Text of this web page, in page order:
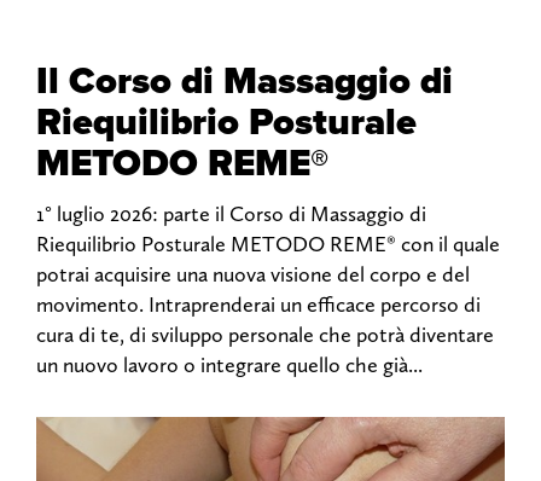
Il Corso di Massaggio di
Riequilibrio Posturale
METODO REME®
1° luglio 2026: parte il Corso di Massaggio di
Riequilibrio Posturale METODO REME® con il quale
potrai acquisire una nuova visione del corpo e del
movimento. Intraprenderai un efficace percorso di
cura di te, di sviluppo personale che potrà diventare
un nuovo lavoro o integrare quello che già...